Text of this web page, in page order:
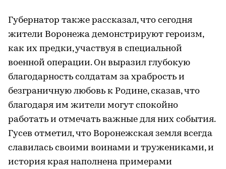
Губернатор также рассказал, что сегодня
жители Воронежа демонстрируют героизм,
как их предки, участвуя в специальной
военной операции. Он выразил глубокую
благодарность солдатам за храбрость и
безграничную любовь к Родине, сказав, что
благодаря им жители могут спокойно
работать и отмечать важные для них события.
Гусев отметил, что Воронежская земля всегда
славилась своими воинами и тружениками, и
история края наполнена примерами